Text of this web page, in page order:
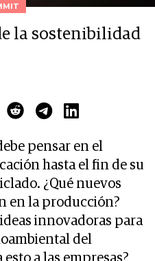
la sostenibilidad
pensar en el
hasta el fin de su
¿Qué nuevos
en la producción?
innovadoras para
del